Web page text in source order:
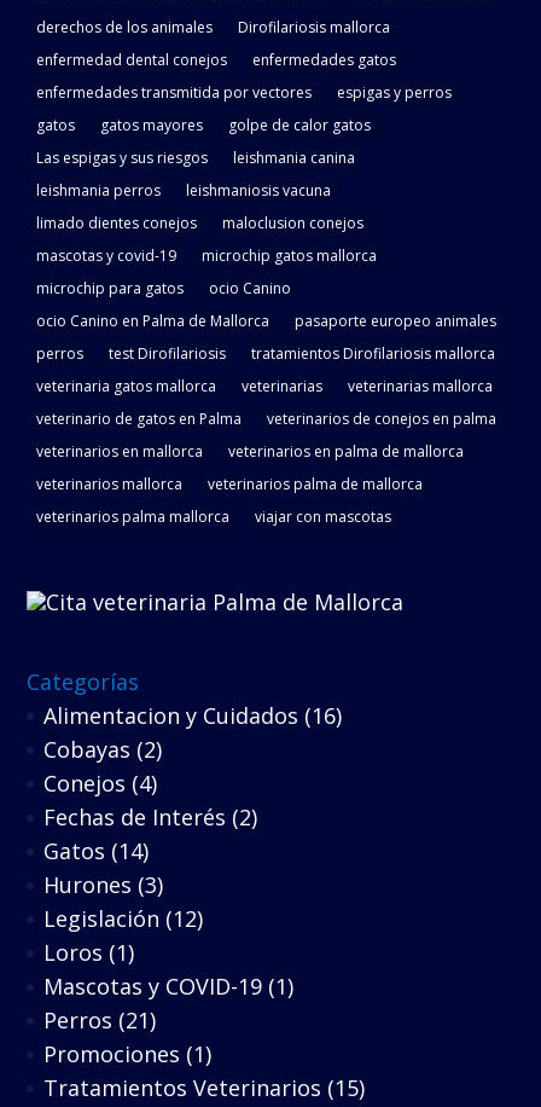
derechos de los animales
Dirofilariosis mallorca
enfermedad dental conejos
enfermedades gatos
enfermedades transmitida por vectores
espigas y perros
gatos
gatos mayores
golpe de calor gatos
Las espigas y sus riesgos
leishmania canina
leishmania perros
leishmaniosis vacuna
limado dientes conejos
maloclusion conejos
mascotas y covid-19
microchip gatos mallorca
microchip para gatos
ocio Canino
ocio Canino en Palma de Mallorca
pasaporte europeo animales
perros
test Dirofilariosis
tratamientos Dirofilariosis mallorca
veterinaria gatos mallorca
veterinarias
veterinarias mallorca
veterinario de gatos en Palma
veterinarios de conejos en palma
veterinarios en mallorca
veterinarios en palma de mallorca
veterinarios mallorca
veterinarios palma de mallorca
veterinarios palma mallorca
viajar con mascotas
Categorías
Alimentacion y Cuidados (16)
Cobayas (2)
Conejos (4)
Fechas de Interés (2)
Gatos (14)
Hurones (3)
Legislación (12)
Loros (1)
Mascotas y COVID-19 (1)
Perros (21)
Promociones (1)
Tratamientos Veterinarios (15)